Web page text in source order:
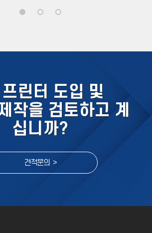
린터 도입 및
작을 검토하고 계
십니까?
견적문의 >